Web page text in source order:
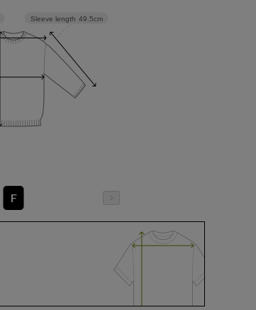
Sleeve length 49.5cm
F